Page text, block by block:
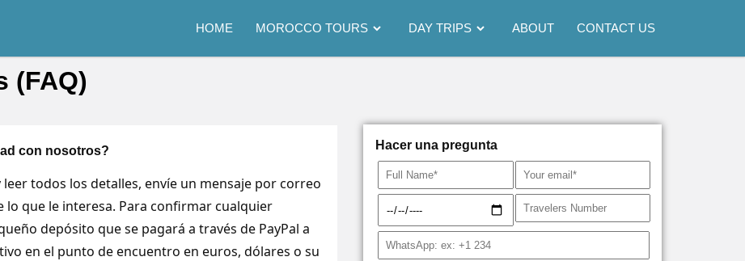
HOME MOROCCO TOURS DAY TRIPS ABOUT CONTACT US
(FAQ)
con nosotros?
todos los detalles, envíe un mensaje por correo
que le interesa. Para confirmar cualquier
depósito que se pagará a través de PayPal a
en el punto de encuentro en euros, dólares o su
Hacer una pregunta